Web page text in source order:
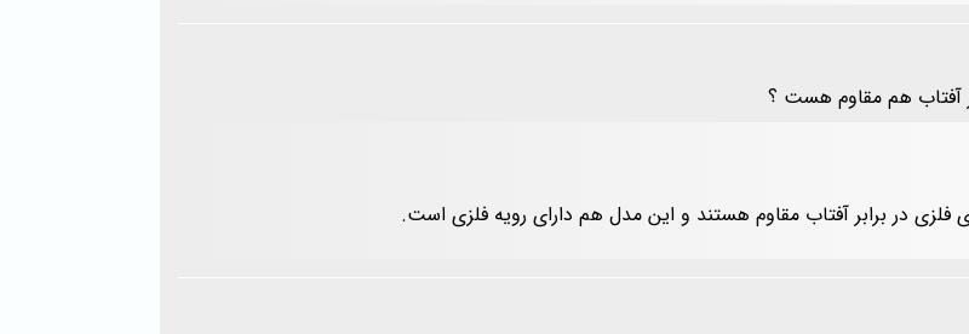
آفتاب هم مقاوم هست ؟
در برابر آفتاب مقاوم هستند و این مدل هم دارای رویه فلزی است.